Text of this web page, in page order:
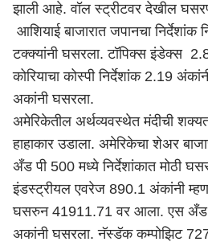
झाली आहे. वॉल स्ट्रीटवर देखील घसरण
आशियाई बाजारात जपानचा
टक्क्यांनी घसरला. टॉपिक्स इंडेक्स
कोरियाचा कोस्पी निर्देशांक 2.19
अकांनी घसरला.
अमेरिकेतील अर्थव्यवस्थेत मंदीची
हाहाकार उडाला. अमेरिकेचा शेअर
अँड पी 500 मध्ये निर्देशांकात मोठी
इंडस्ट्रीयल एवरेज 890.1 अंकांनी
घसरुन 41911.71 वर आला. एस अँड
अकांनी घसरला. नॅस्डॅक कम्पोझिट